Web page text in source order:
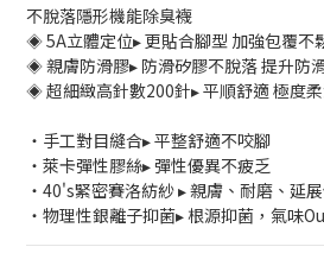
不脫落隱形機能除臭襪
◈ 5A立體定位▸ 更貼合腳型 加強包覆不
◈ 親膚防滑膠▸ 防滑矽膠不脫落 提升防
◈ 超細緻高針數200針▸ 平順舒適 極度
・手工對目縫合▸ 平整舒適不咬腳
・萊卡彈性膠絲▸ 彈性優異不疲乏
・40's緊密賽洛紡紗 ▸ 親膚、耐磨、延
・物理性銀離子抑菌▸ 根源抑菌，氣味